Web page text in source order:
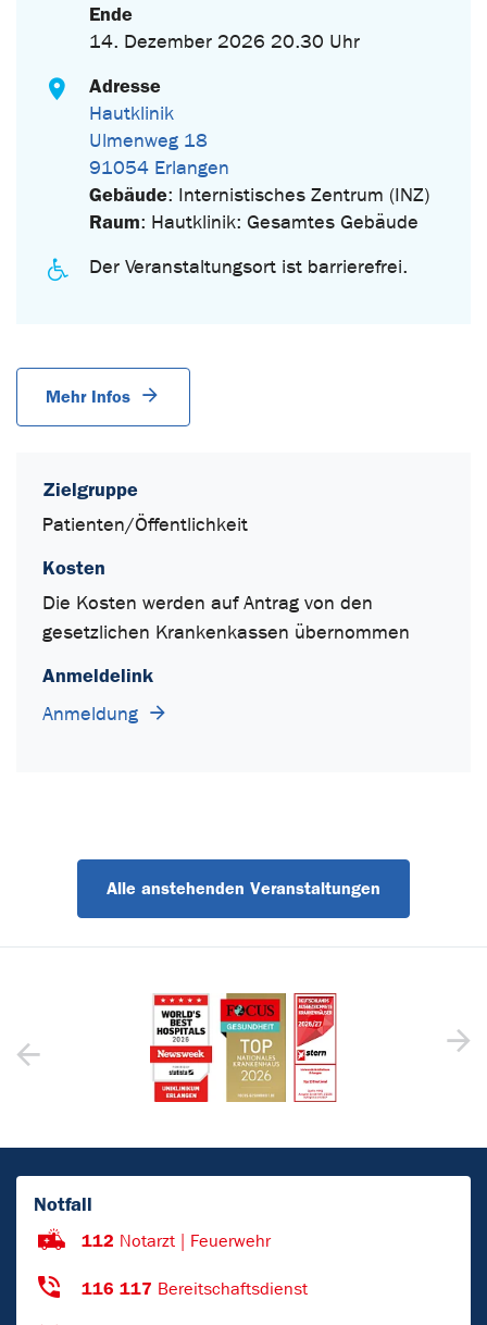
Ende
14. Dezember 2026 20.30 Uhr
Adresse
Hautklinik
Ulmenweg 18
91054 Erlangen
Gebäude: Internistisches Zentrum (INZ)
Raum: Hautklinik: Gesamtes Gebäude
Der Veranstaltungsort ist barrierefrei.
Mehr Infos
Zielgruppe
Patienten/Öffentlichkeit
Kosten
Die Kosten werden auf Antrag von den
gesetzlichen Krankenkassen übernommen
Anmeldelink
Anmeldung
Alle anstehenden Veranstaltungen
Notfall
112 Notarzt | Feuerwehr
116 117 Bereitschaftsdienst